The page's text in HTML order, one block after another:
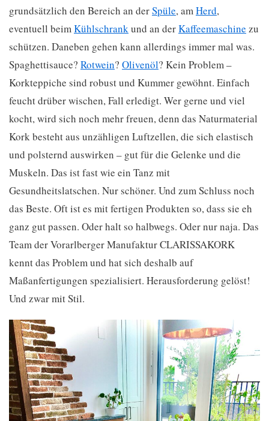
grundsätzlich den Bereich an derSpüle, am Herd,
eventuell beim Kühlschrank und an derKaffeemaschine zu
schützen. Daneben gehen kann allerdings immer mal was.
Spaghettisauce? Rotwein? Olivenöl? Kein Problem –
Korkteppiche sind robust und Kummer gewöhnt. Einfach
feucht drüber wischen, Fall erledigt. Wer gerne und viel
kocht, wird sich noch mehr freuen, denn das Naturmaterial
Kork besteht aus unzähligen Luftzellen, die sich elastisch
und polsternd auswirken – gut für die Gelenke und die
Muskeln. Das ist fast wie ein Tanz mit
Gesundheitslatschen. Nur schöner. Und zum Schluss noch
das Beste. Oft ist es mit fertigen Produkten so, dass sie eh
ganz gut passen. Oder halt so halbwegs. Oder nur naja. Das
Team der Vorarlberger Manufaktur CLARISSAKORK
kennt das Problem und hat sich deshalb auf
Maßanfertigungen spezialisiert. Herausforderung gelöst!
Und zwar mit Stil.